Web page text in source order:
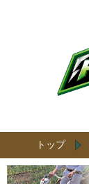
トップ